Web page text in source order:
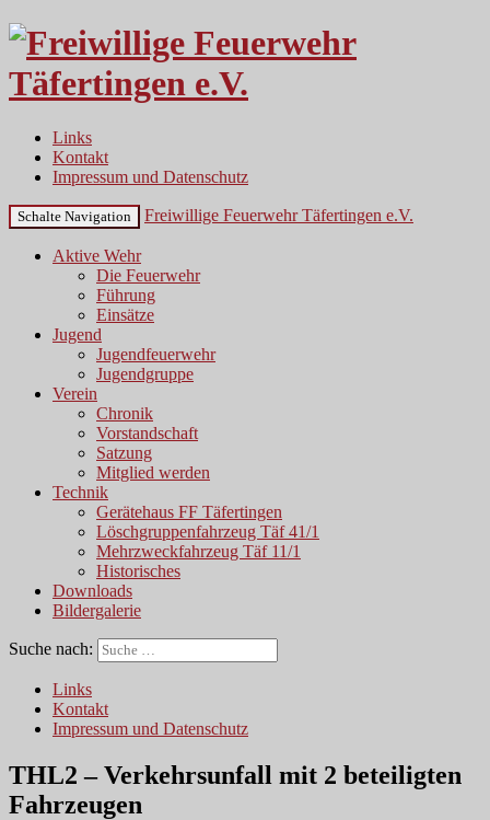
Links
Kontakt
Impressum und Datenschutz
Schalte Navigation Freiwillige Feuerwehr Täfertingen e.V.
Aktive Wehr
Die Feuerwehr
Führung
Einsätze
Jugend
Jugendfeuerwehr
Jugendgruppe
Verein
Chronik
Vorstandschaft
Satzung
Mitglied werden
Technik
Gerätehaus FF Täfertingen
Löschgruppenfahrzeug Täf 41/1
Mehrzweckfahrzeug Täf 11/1
Historisches
Downloads
Bildergalerie
Suche nach:
Links
Kontakt
Impressum und Datenschutz
THL2 – Verkehrsunfall mit 2 beteiligten
Fahrzeugen